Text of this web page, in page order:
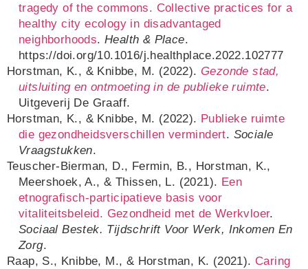
tragedy of the commons. Collective practices for a
healthy city ecology in disadvantaged
neighborhoods.Health & Place.
https://doi.org/10.1016/j.healthplace.2022.102777
Horstman, K., & Knibbe, M. (2022). Gezonde stad,
uitsluiting en ontmoeting in de publieke ruimte.
Uitgeverij De Graaff.
Horstman, K., & Knibbe, M. (2022). Publieke ruimte
die gezondheidsverschillen vermindert. Sociale
Vraagstukken.
Teuscher-Bierman, D., Fermin, B., Horstman, K.,
Meershoek, A., & Thissen, L. (2021). Een
etnografisch-participatieve basis voor
vitaliteitsbeleid. Gezondheid met de Werkvloer.
Sociaal Bestek. Tijdschrift Voor Werk, Inkomen En
Zorg.
Raap, S., Knibbe, M., & Horstman, K. (2021). Caring